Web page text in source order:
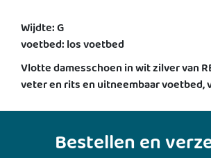
Wijdte: G
voetbed: los voetbed
Vlotte damesschoen in wit zilver van
veter en rits en uitneembaar voetbed,
Bestellen en